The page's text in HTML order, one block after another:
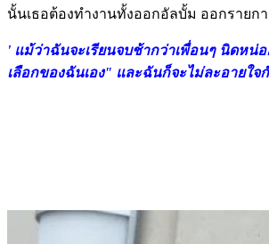
นั้นเธอต้องทำงานทั้งออกอัลบั้ม ออกรายก
' แม้ว่าฉันจะเรียนจบช้ากว่าเพื่อนๆ นิดหน่
เลือกของฉันเอง" และฉันก็จะไม่ละอายใจ